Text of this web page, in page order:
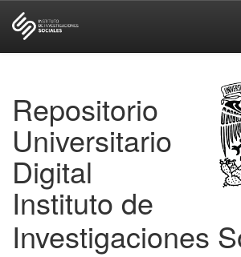
Repositorio
Universitario
Digital
Instituto de
Investigaciones